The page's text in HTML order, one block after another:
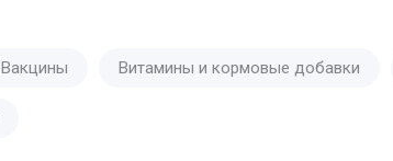
Вакцины Витамины и кормовые добавки